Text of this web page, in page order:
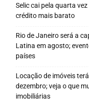
Selic cai pela quarta
crédito mais barato
Rio de Janeiro será a
Latina em agosto;
países
Locação de imóveis
dezembro; veja o que
imobiliárias